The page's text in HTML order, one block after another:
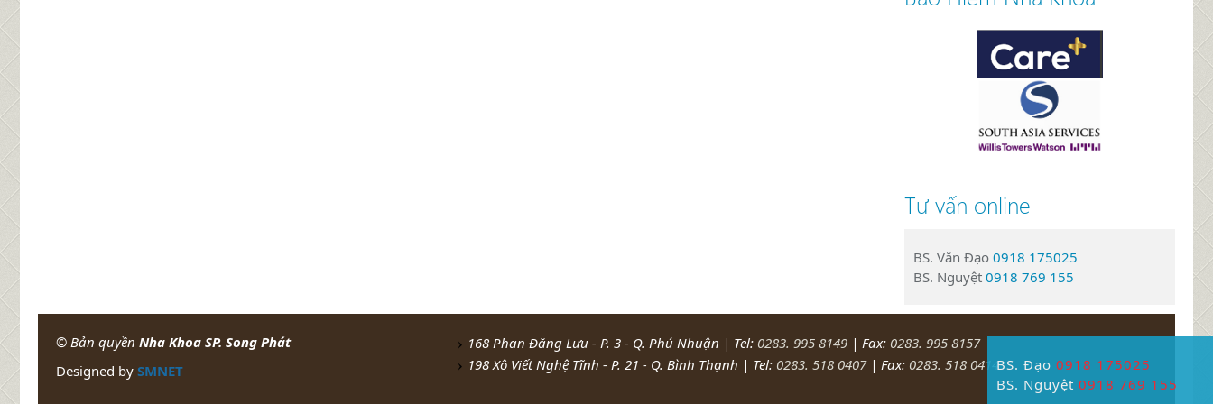
Tư vấn online
BS. Văn Đạo 0918 175025
BS. Nguyệt 0918 769 155
© Bản quyền Nha Khoa SP. Song Phát
Designed by SMNET
168 Phan Đăng Lưu - P. 3 - Q. Phú Nhuận | Tel: 0283. 995 8149 | Fax: 0283. 995 8157
198 Xô Viết Nghệ Tĩnh - P. 21 - Q. Bình Thạnh | Tel: 0283. 518 0407| Fax: 0283. 518 0414BS. Đạo 0918 175025
BS. Nguyệt 0918 769 155